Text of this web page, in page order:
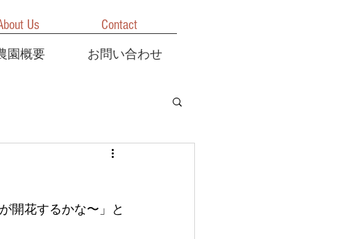
園概要 お問い合わせ
Us Contact
開花するかな〜」と